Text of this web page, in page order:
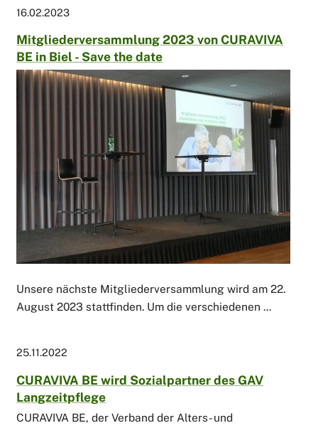
16.02.2023
Mitgliederversammlung 2023 von CURAVIVA
BE in Biel - Save the date
Unsere nächste Mitgliederversammlung wird am 22.
August 2023 stattfinden. Um die verschiedenen ...
25.11.2022
CURAVIVA BE wird Sozialpartner des GAV
Langzeitpflege
CURAVIVA BE, der Verband der Alters- und